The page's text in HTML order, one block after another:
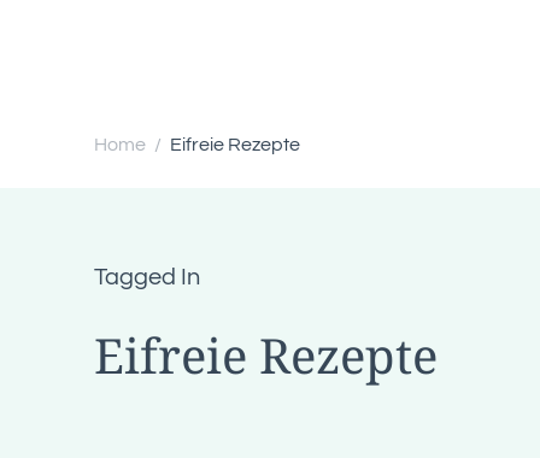
Home / Eifreie Rezepte
Tagged In
Eifreie Rezepte